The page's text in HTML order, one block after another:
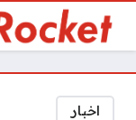
اخبار